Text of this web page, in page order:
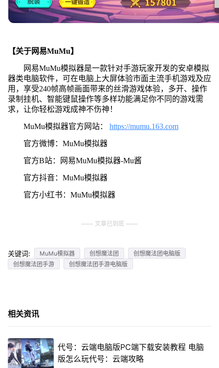
【关于网易MuMu】
网易MuMu模拟器是一款针对手游玩家开发的安卓模拟
器类电脑软件，可在电脑上大屏体验市面主流手机游戏及应
用，享受240帧高帧画面带来的丝滑游戏体验，多开、操作
录制挂机、智能键鼠操作等多样功能满足你不同的游戏需
求，让你轻松游戏成神不伤神！
MuMu模拟器官方网站： https://mumu.163.com
官方微博：MuMu模拟器
官方B站：网易MuMu模拟器-Mu酱
官方抖音：MuMu模拟器
官方小红书：MuMu模拟器
文章已到底
关键词: MuMu模拟器 创想魔法团
创想魔法团电脑版
创想魔法团手游
创想魔法团手游电脑版
相关资讯
代号：云端电脑版PC端下载安装教程 电脑
版怎么玩代号：云端攻略